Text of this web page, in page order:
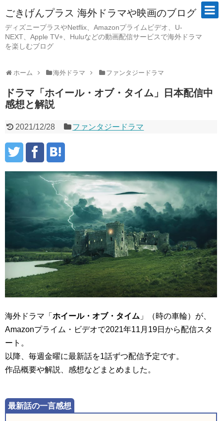
ごきげんプラス 海外ドラマや映画のブログ
ディズニープラスやNetflix、Amazonプライムビデオ、U-
NEXT、Apple TV+、Huluなどの動画配信サービスで海外ドラマ
を楽しむブログ
ホーム 海外ドラマ ファンタジードラマ
ドラマ「ホイール・オブ・タイム」日本配信中
感想と解説
2021/12/28 ファンタジードラマ
海外ドラマ「 ホイール・オブ・タイム 」（時の車輪）が、
Amazonプライム・ビデオで2021年11月19日から配信スタ
ート。
以降、毎週金曜に最新話を1話ずつ配信予定です。
作品概要や解説、感想などまとめました。